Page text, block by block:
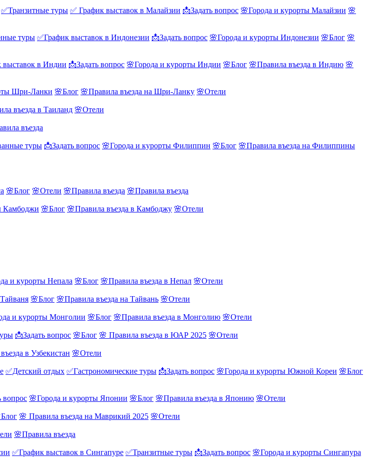
✅Транзитные туры ✅ График выставок в Малайзии 📩Задать вопрос 🌸Города и курорты Малайзии 🌸
туры ✅График выставок в Индонезии 📩Задать вопрос 🌸Города и курорты Индонезии 🌸Блог 🌸
выставок в Индии 📩Задать вопрос 🌸Города и курорты Индии 🌸Блог 🌸Правила въезда в Индию 🌸
Шри-Ланки 🌸Блог 🌸Правила въезда на Шри-Ланку 🌸Отели
въезда в Таиланд 🌸Отели
въезда
туры 📩Задать вопрос 🌸Города и курорты Филиппин 🌸Блог 🌸Правила въезда на Филиппины
🌸Блог 🌸Отели 🌸Правила въезда 🌸Правила въезда
Камбоджи 🌸Блог 🌸Правила въезда в Камбоджу 🌸Отели
и курорты Непала 🌸Блог 🌸Правила въезда в Непал 🌸Отели
🌸Блог 🌸Правила въезда на Тайвань 🌸Отели
и курорты Монголии 🌸Блог 🌸Правила въезда в Монголию 🌸Отели
📩Задать вопрос 🌸Блог 🌸 Правила въезда в ЮАР 2025 🌸Отели
в Узбекистан 🌸Отели
✅Детский отдых ✅Гастрономические туры 📩Задать вопрос 🌸Города и курорты Южной Кореи 🌸Блог
вопрос 🌸Города и курорты Японии 🌸Блог 🌸Правила въезда в Японию 🌸Отели
🌸 Правила въезда на Маврикий 2025 🌸Отели
🌸Правила въезда
✅График выставок в Сингапуре ✅Транзитные туры 📩Задать вопрос 🌸Города и курорты Сингапура